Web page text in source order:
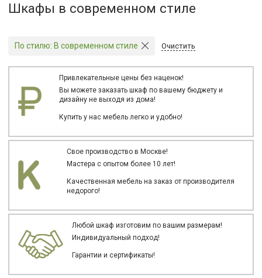
Шкафы в современном стиле
По стилю: В современном стиле Очистить
Привлекательные цены без наценок!
Вы можете заказать шкаф по вашему бюджету и
дизайну не выходя из дома!
Купить у нас мебель легко и удобно!
Свое производство в Москве!
Мастера с опытом более 10 лет!
Качественная мебель на заказ от производителя
недорого!
Любой шкаф изготовим по вашим размерам!
Индивидуальный подход!
Гарантии и сертификаты!